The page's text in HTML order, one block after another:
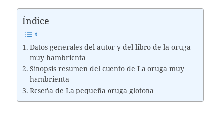
Índice
Datos generales del autor y del libro de la oruga
muy hambrienta
Sinopsis resumen del cuento de La oruga muy
hambrienta
Reseña de La pequeña oruga glotona